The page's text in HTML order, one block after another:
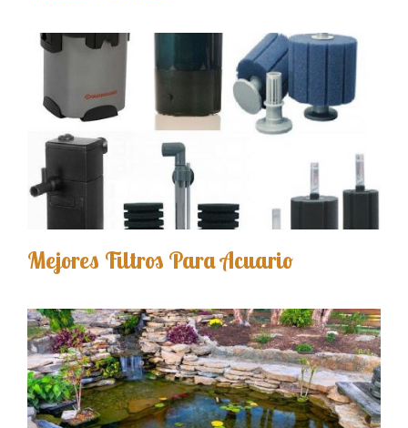
Mejores Filtros Para Acuario